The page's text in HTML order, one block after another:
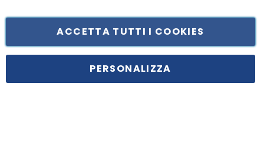
Principe di Piemonte 199, cap. 80026 Casoria (NA) - C.F. 05834470634 -
ACCETTA TUTTI I COOKIES
PERSONALIZZA